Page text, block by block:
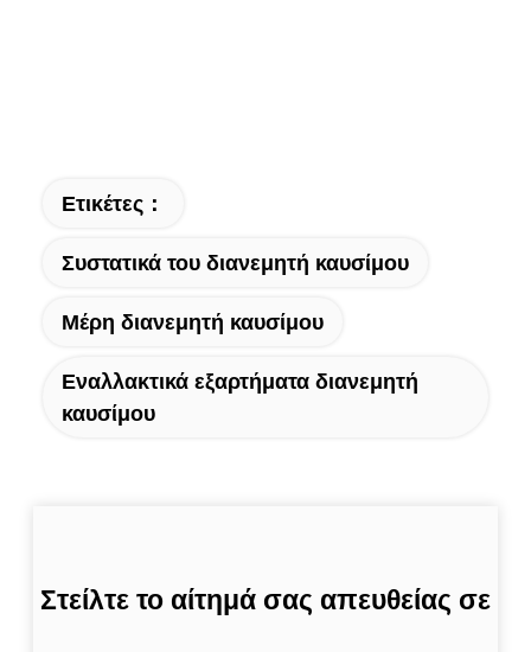
Ετικέτες：
Συστατικά του διανεμητή καυσίμου
Μέρη διανεμητή καυσίμου
Εναλλακτικά εξαρτήματα διανεμητή
καυσίμου
Στείλτε το αίτημά σας απευθείας σε